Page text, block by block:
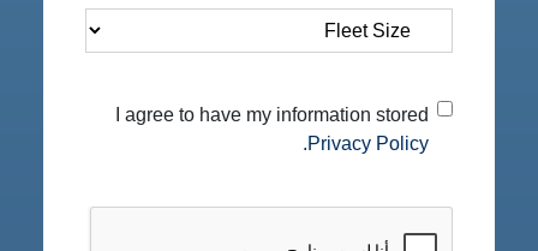
Size(مطلوب)
Privacy
Policy (مطلوب)
I agree to have my information stored
Privacy Policy.